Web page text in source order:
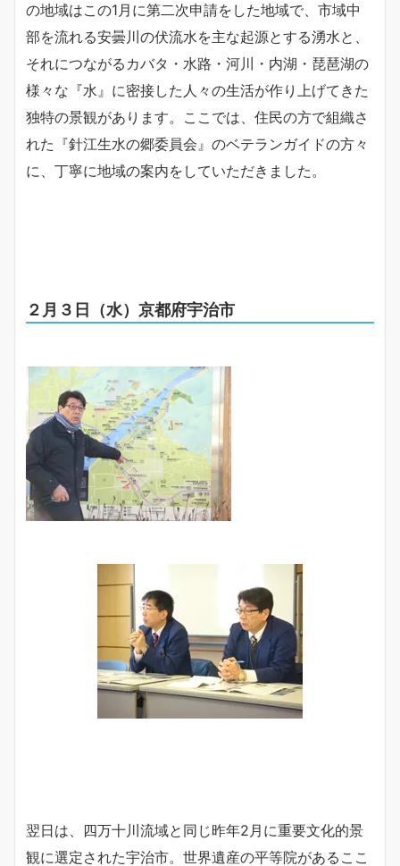
の地域はこの1月に第二次申請をした地域で、市域中
部を流れる安曇川の伏流水を主な起源とする湧水と、
それにつながるカバタ・水路・河川・内湖・琵琶湖の
様々な『水』に密接した人々の生活が作り上げてきた
独特の景観があります。ここでは、住民の方で組織さ
れた『針江生水の郷委員会』のベテランガイドの方々
に、丁寧に地域の案内をしていただきました。
２月３日（水）京都府宇治市
翌日は、四万十川流域と同じ昨年2月に重要文化的景
観に選定された宇治市。世界遺産の平等院があるここ